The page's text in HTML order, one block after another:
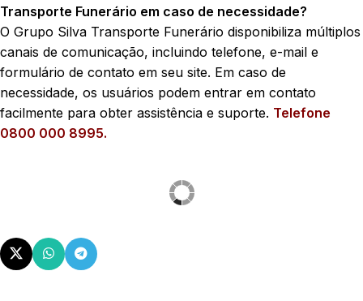
Transporte Funerário em caso de necessidade?
O Grupo Silva Transporte Funerário disponibiliza múltiplos
canais de comunicação, incluindo telefone, e-mail e
formulário de contato em seu site. Em caso de
necessidade, os usuários podem entrar em contato
facilmente para obter assistência e suporte. Telefone
0800 000 8995.